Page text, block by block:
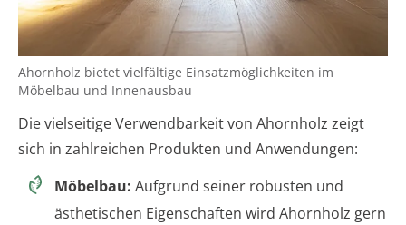
Ahornholz bietet vielfältige Einsatzmöglichkeiten im
Möbelbau und Innenausbau
Die vielseitige Verwendbarkeit von Ahornholz zeigt
sich in zahlreichen Produkten und Anwendungen:
Möbelbau: Aufgrund seiner robusten und
ästhetischen Eigenschaften wird Ahornholz gern